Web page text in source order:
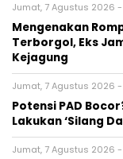
Jumat, 7 Agustus 2026 -
Mengenakan
Terborgol, Eks
Kejagung
Jumat, 7 Agustus 2026 -
Potensi PAD
Lakukan ‘Silang
Jumat, 7 Agustus 2026 -